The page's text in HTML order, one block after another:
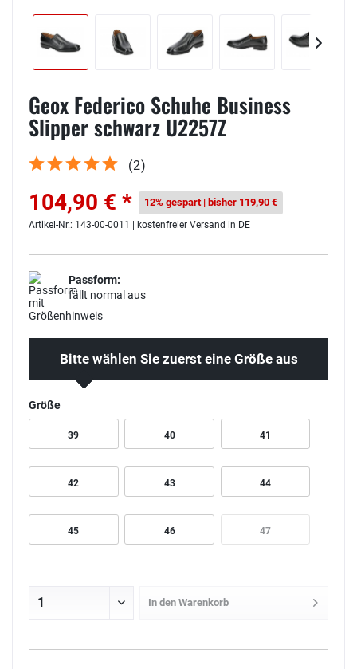
Geox Federico Schuhe Business
Slipper schwarz U2257Z
(2)
104,90 € * 12% gespart | bisher 119,90 €
Artikel-Nr.: 143-00-0011 | kostenfreier Versand in DE
Passform:
fällt normal aus
Bitte wählen Sie zuerst eine Größe aus
Größe
39 40 41
42 43 44
45 46 47
In den Warenkorb